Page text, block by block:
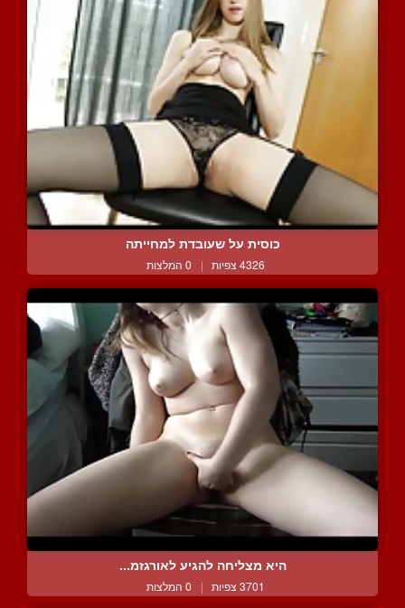
כוסית על שעובדת למחייתה
4326 צפיות | 0 המלצות
היא מצליחה להגיע לאורגזמ...
3701 צפיות | 0 המלצות